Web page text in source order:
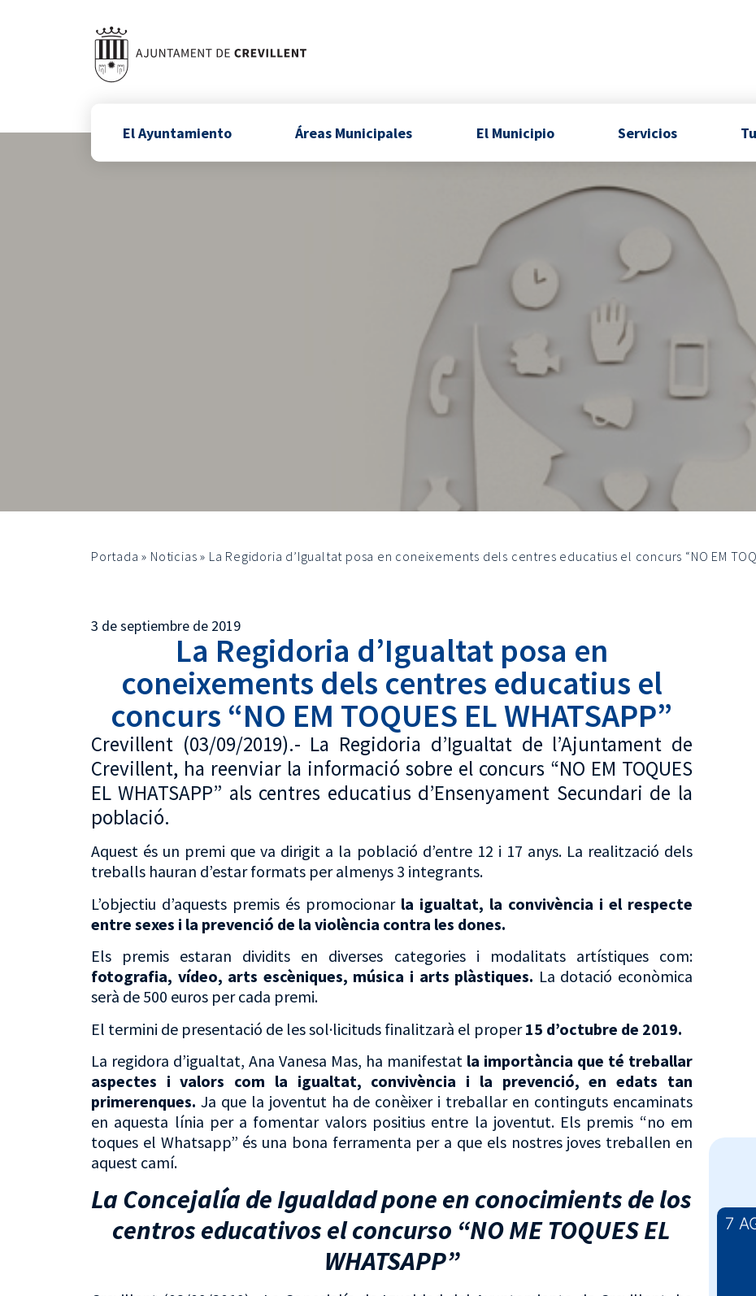
El Ayuntamiento Áreas Municipales El Municipio Servicios
Portada » Noticias » La Regidoria d’Igualtat posa en coneixements dels centres educatius el concurs “NO EM
3 de septiembre de 2019
La Regidoria d’Igualtat posa en
coneixements dels centres educatius el
concurs “NO EM TOQUES EL WHATSAPP”
Crevillent (03/09/2019).- La Regidoria d’Igualtat de l’Ajuntament de
Crevillent, ha reenviar la informació sobre el concurs “NO EM TOQUES
EL WHATSAPP” als centres educatius d’Ensenyament Secundari de la
població.
Aquest és un premi que va dirigit a la població d’entre 12 i 17 anys. La realització dels
treballs hauran d’estar formats per almenys 3 integrants.
L’objectiu d’aquests premis és promocionar la igualtat, la convivència i el respecte
entre sexes i la prevenció de la violència contra les dones.
Els premis estaran dividits en diverses categories i modalitats artístiques com:
fotografia, vídeo, arts escèniques, música i arts plàstiques. La dotació econòmica
serà de 500 euros per cada premi.
El termini de presentació de les sol·licituds finalitzarà el proper15 d’octubre de 2019.
La regidora d’igualtat, Ana Vanesa Mas, ha manifestat la importància que té treballar
aspectes i valors com la igualtat, convivència i la prevenció, en edats tan
primerenques. Ja que la joventut ha de conèixer i treballar en continguts encaminats
en aquesta línia per a fomentar valors positius entre la joventut. Els premis “no em
toques el Whatsapp” és una bona ferramenta per a que els nostres joves treballen en
aquest camí.
La Concejalía de Igualdad pone en conocimients de los
centros educativos el concurso “NO ME TOQUES EL
WHATSAPP”
7